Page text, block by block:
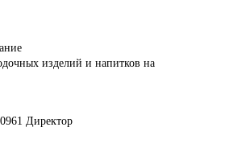
изделий и напитков на
Директор